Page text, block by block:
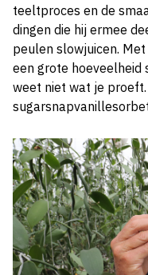
teeltproces en de
dingen die hij ermee
peulen slowjuicen.
een grote hoeveelheid
weet niet wat je proeft.